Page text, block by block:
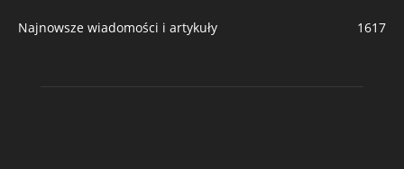
Najnowsze wiadomości i artykuły 1617